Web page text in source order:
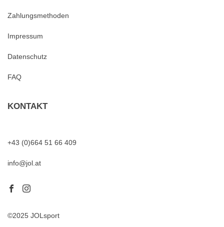
Zahlungsmethoden
Impressum
Datenschutz
FAQ
KONTAKT
+43 (0)664 51 66 409
info@jol.at
©2025 JOLsport